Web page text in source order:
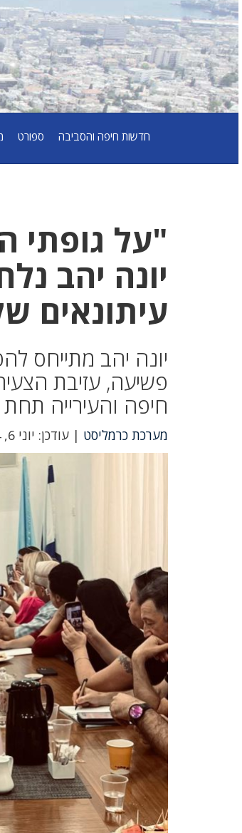
חדשות חיפה והסביבה ספורט
"על גופתי
יונה יהב
עיתונאים
יונה יהב מתייחס
פשיעה, עזיבת
חיפה והעירייה
מערכת כרמליסט | עודכן: יוני 6, 2024